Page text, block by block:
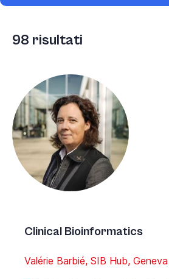
98 risultati
Clinical Bioinformatics
Valérie Barbié, SIB Hub, Geneva